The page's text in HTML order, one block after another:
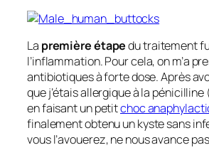
La première étapedu traitement
l’inflammation. Pour cela, on m’a
antibiotiques à forte dose. Après
que j’étais allergique à la
en faisant un petitchoc
finalement obtenu un kyste sans
vous l’avouerez, ne nous avance